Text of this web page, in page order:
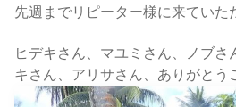
先週までリピーター様に来ていた
ヒデキさん、マユミさん、ノブ
キさん、アリサさん、ありがとう